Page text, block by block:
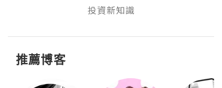
投資新知識
推薦博客